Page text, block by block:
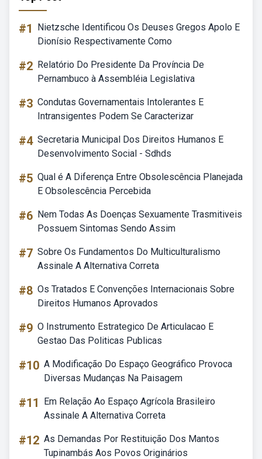
#1
Nietzsche Identificou Os Deuses Gregos Apolo E
Dionísio Respectivamente Como
#2 Relatório Do Presidente Da Província De
Pernambuco à Assembléia Legislativa
#3 Condutas Governamentais Intolerantes E
Intransigentes Podem Se Caracterizar
#4 Secretaria Municipal Dos Direitos Humanos E
Desenvolvimento Social - Sdhds
#5 Qual é A Diferença Entre Obsolescência Planejada
E Obsolescência Percebida
#6 Nem Todas As Doenças Sexuamente Trasmitiveis
Possuem Sintomas Sendo Assim
#7 Sobre Os Fundamentos Do Multiculturalismo
Assinale A Alternativa Correta
#8 Os Tratados E Convenções Internacionais Sobre
Direitos Humanos Aprovados
#9 O Instrumento Estrategico De Articulacao E
Gestao Das Politicas Publicas
#10 A Modificação Do Espaço Geográfico Provoca
Diversas Mudanças Na Paisagem
#11
Em Relação Ao Espaço Agrícola Brasileiro
Assinale A Alternativa Correta
#12 As Demandas Por Restituição Dos Mantos
Tupinambás Aos Povos Originários